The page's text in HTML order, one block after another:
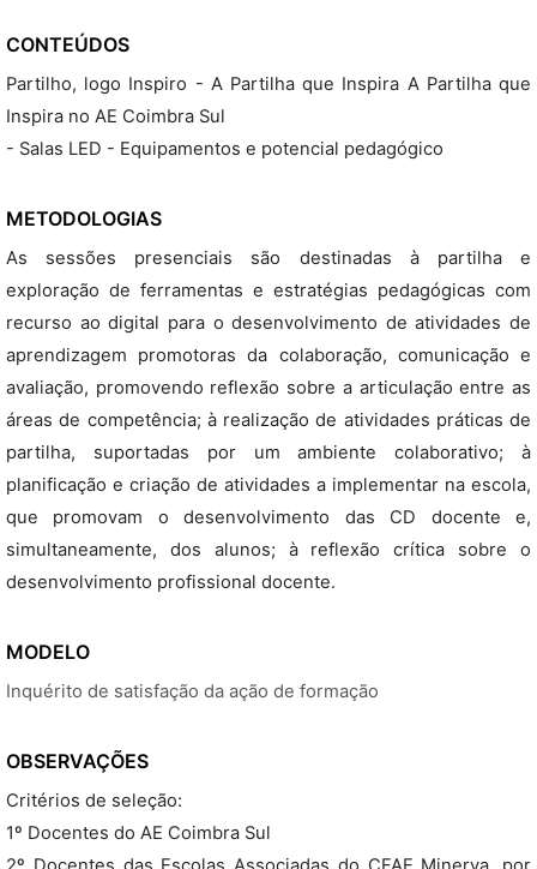
CONTEÚDOS
Partilho, logo Inspiro - A Partilha que Inspira A Partilha que
Inspira no AE Coimbra Sul
- Salas LED - Equipamentos e potencial pedagógico
METODOLOGIAS
As sessões presenciais são destinadas à partilha e
exploração de ferramentas e estratégias pedagógicas com
recurso ao digital para o desenvolvimento de atividades de
aprendizagem promotoras da colaboração, comunicação e
avaliação, promovendo reflexão sobre a articulação entre as
áreas de competência; à realização de atividades práticas de
partilha, suportadas por um ambiente colaborativo; à
planificação e criação de atividades a implementar na escola,
que promovam o desenvolvimento das CD docente e,
simultaneamente, dos alunos; à reflexão crítica sobre o
desenvolvimento profissional docente.
MODELO
Inquérito de satisfação da ação de formação
OBSERVAÇÕES
Critérios de seleção:
1º Docentes do AE Coimbra Sul